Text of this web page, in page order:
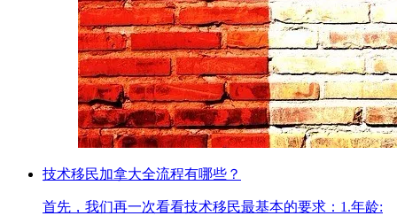
技术移民加拿大全流程有哪些？
首先，我们再一次看看技术移民最基本的要求：1.年龄: